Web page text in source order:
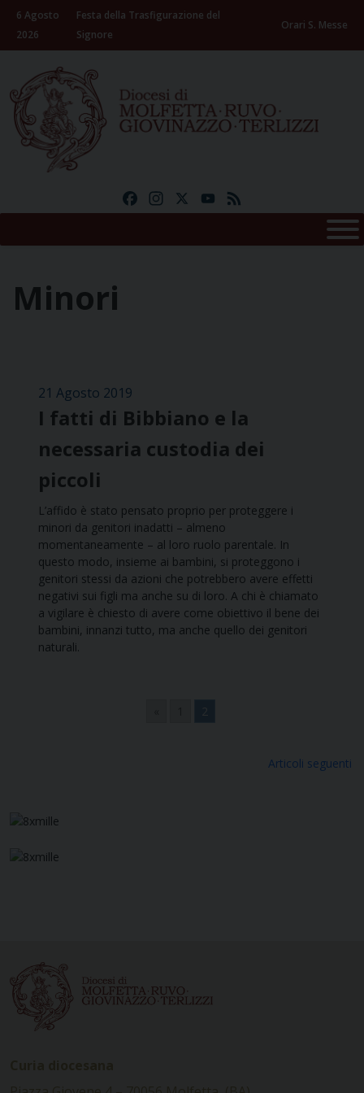
Skip
content
6 Agosto
2026
Festa della Trasfigurazione del
Signore
Orari S. Messe
FacebookInstagramYouTube
Minori
21 Agosto 2019
I fatti di Bibbiano e la
necessaria custodia dei
piccoli
L’affido è stato pensato proprio per proteggere i
minori da genitori inadatti – almeno
momentaneamente – al loro ruolo parentale. In
questo modo, insieme ai bambini, si proteggono i
genitori stessi da azioni che potrebbero avere effetti
negativi sui figli ma anche su di loro. A chi è chiamato
a vigilare è chiesto di avere come obiettivo il bene dei
bambini, innanzi tutto, ma anche quello dei genitori
naturali.
2
Articoli seguenti